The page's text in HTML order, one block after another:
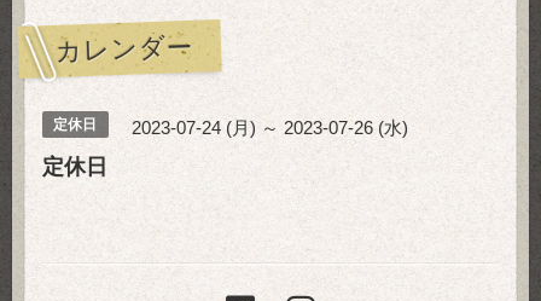
カレンダー
定休日 2023-07-24 (月) ～ 2023-07-26 (水)
定休日